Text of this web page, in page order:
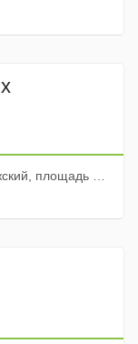
Труда, 19